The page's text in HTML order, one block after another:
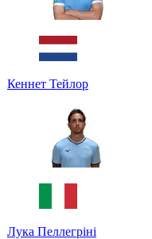
Кеннет Тейлор
Лука Пеллегріні